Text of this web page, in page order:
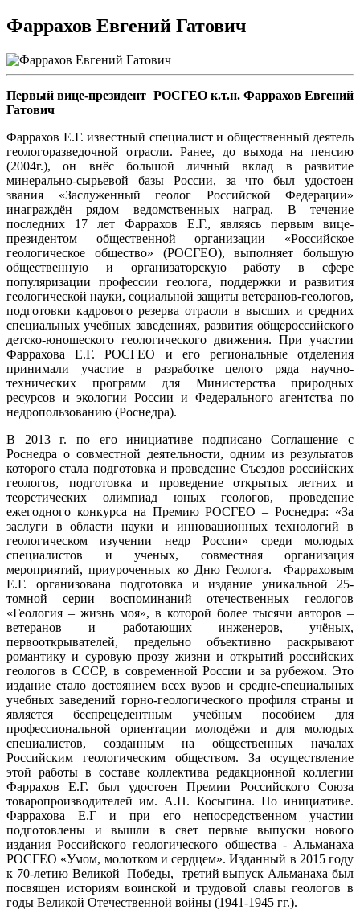
Фаррахов Евгений Гатович
Первый вице-президент РОСГЕО к.т.н. Фаррахов Евгений
Гатович
Фаррахов Е.Г. известный специалист и общественный деятель
геологоразведочной отрасли. Ранее, до выхода на пенсию
(2004г.), он внёс большой личный вклад в развитие
минерально-сырьевой базы России, за что был удостоен
звания «Заслуженный геолог Российской Федерации»
инаграждён рядом ведомственных наград. В течение
последних 17 лет Фаррахов Е.Г., являясь первым вице-
президентом общественной организации «Российское
геологическое общество» (РОСГЕО), выполняет большую
общественную и организаторскую работу в сфере
популяризации профессии геолога, поддержки и развития
геологической науки, социальной защиты ветеранов-геологов,
подготовки кадрового резерва отрасли в высших и средних
специальных учебных заведениях, развития общероссийского
детско-юношеского геологического движения. При участии
Фаррахова Е.Г. РОСГЕО и его региональные отделения
принимали участие в разработке целого ряда научно-
технических программ для Министерства природных
ресурсов и экологии России и Федерального агентства по
недропользованию (Роснедра).
В 2013 г. по его инициативе подписано Соглашение с
Роснедра о совместной деятельности, одним из результатов
которого стала подготовка и проведение Съездов российских
геологов, подготовка и проведение открытых летних и
теоретических олимпиад юных геологов, проведение
ежегодного конкурса на Премию РОСГЕО – Роснедра: «За
заслуги в области науки и инновационных технологий в
геологическом изучении недр России» среди молодых
специалистов и ученых, совместная организация
мероприятий, приуроченных ко Дню Геолога. Фарраховым
Е.Г. организована подготовка и издание уникальной 25-
томной серии воспоминаний отечественных геологов
«Геология – жизнь моя», в которой более тысячи авторов –
ветеранов и работающих инженеров, учёных,
первооткрывателей, предельно объективно раскрывают
романтику и суровую прозу жизни и открытий российских
геологов в СССР, в современной России и за рубежом. Это
издание стало достоянием всех вузов и средне-специальных
учебных заведений горно-геологического профиля страны и
является беспрецедентным учебным пособием для
профессиональной ориентации молодёжи и для молодых
специалистов, созданным на общественных началах
Российским геологическим обществом. За осуществление
этой работы в составе коллектива редакционной коллегии
Фаррахов Е.Г. был удостоен Премии Российского Союза
товаропроизводителей им. А.Н. Косыгина. По инициативе.
Фаррахова Е.Г и при его непосредственном участии
подготовлены и вышли в свет первые выпуски нового
издания Российского геологического общества - Альманаха
РОСГЕО «Умом, молотком и сердцем». Изданный в 2015 году
к 70-летию Великой Победы, третий выпуск Альманаха был
посвящен историям воинской и трудовой славы геологов в
годы Великой Отечественной войны (1941-1945 гг.).